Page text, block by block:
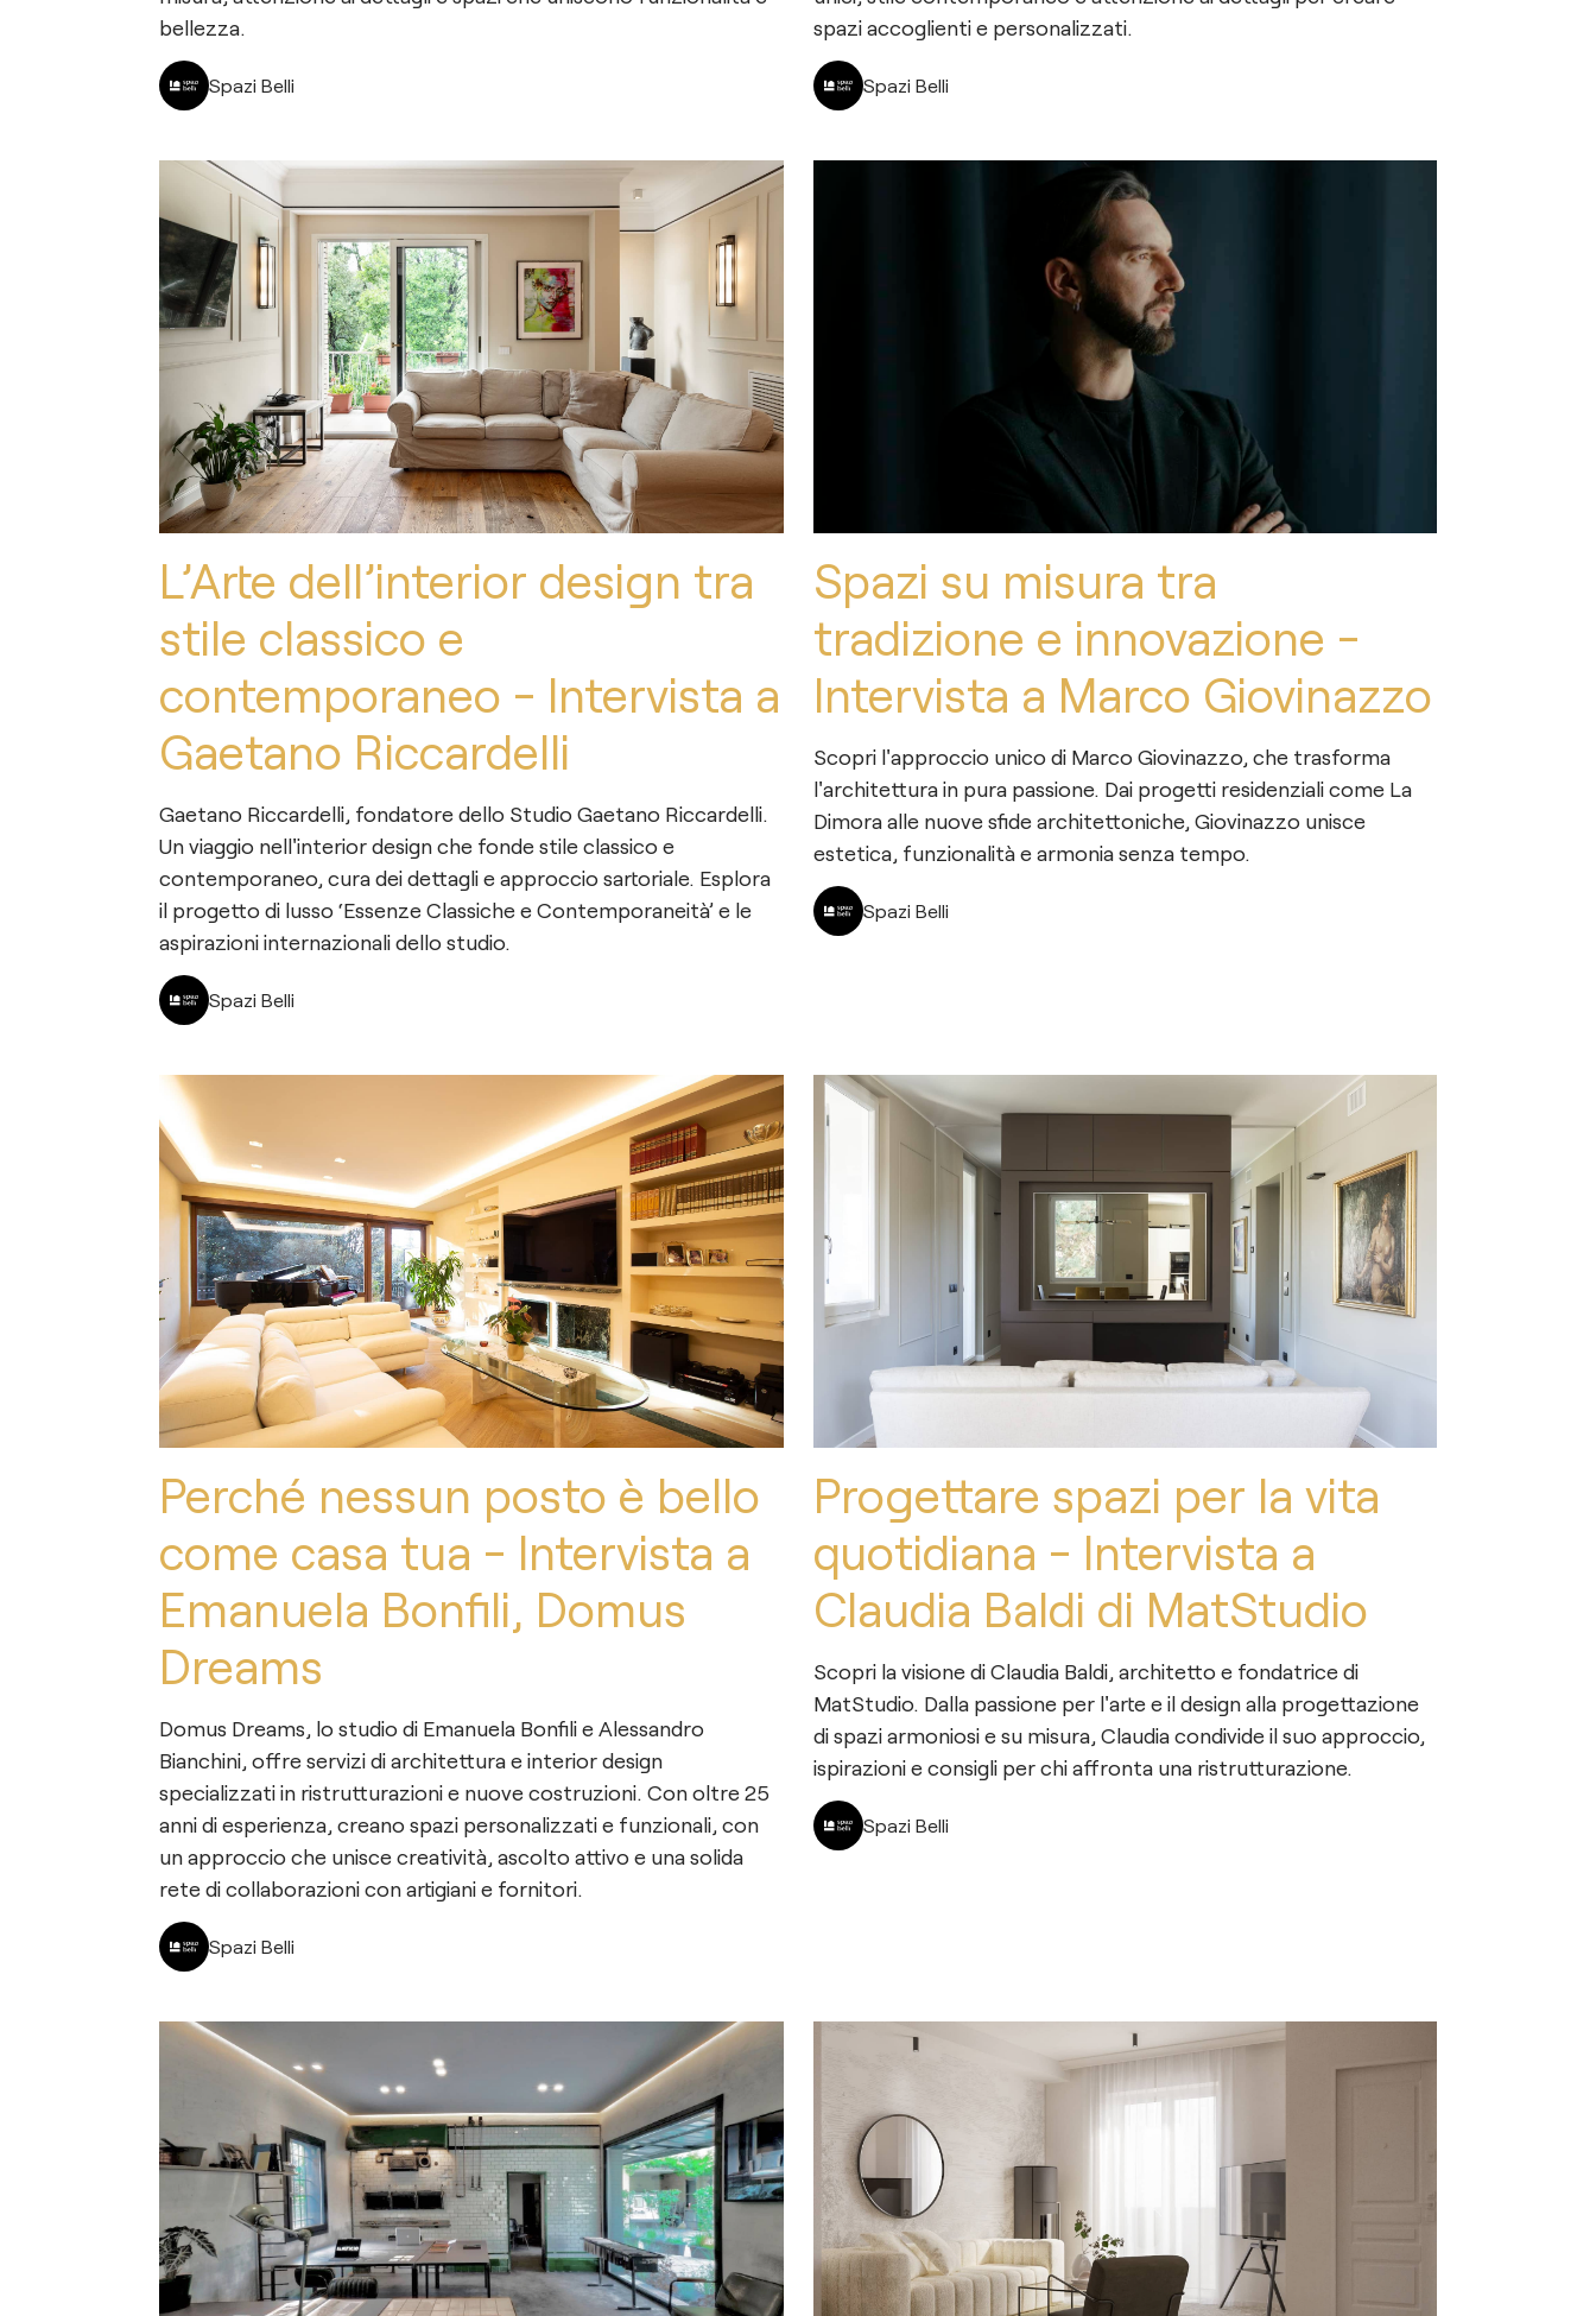
bellezza.
Spazi Belli
spazi accoglienti e personalizzati.
Spazi Belli
L’Arte dell’interior design tra
stile classico e
contemporaneo - Intervista a
Gaetano Riccardelli
Gaetano Riccardelli, fondatore dello Studio Gaetano Riccardelli.
Un viaggio nell'interior design che fonde stile classico e
contemporaneo, cura dei dettagli e approccio sartoriale. Esplora
il progetto di lusso ‘Essenze Classiche e Contemporaneità’ e le
aspirazioni internazionali dello studio.
Spazi Belli
Spazi su misura tra
tradizione e innovazione -
Intervista a Marco Giovinazzo
Scopri l'approccio unico di Marco Giovinazzo, che trasforma
l'architettura in pura passione. Dai progetti residenziali come La
Dimora alle nuove sfide architettoniche, Giovinazzo unisce
estetica, funzionalità e armonia senza tempo.
Spazi Belli
Perché nessun posto è bello
come casa tua - Intervista a
Emanuela Bonfili, Domus
Dreams
Domus Dreams, lo studio di Emanuela Bonfili e Alessandro
Bianchini, offre servizi di architettura e interior design
specializzati in ristrutturazioni e nuove costruzioni. Con oltre 25
anni di esperienza, creano spazi personalizzati e funzionali, con
un approccio che unisce creatività, ascolto attivo e una solida
rete di collaborazioni con artigiani e fornitori.
Spazi Belli
Progettare spazi per la vita
quotidiana - Intervista a
Claudia Baldi di MatStudio
Scopri la visione di Claudia Baldi, architetto e fondatrice di
MatStudio. Dalla passione per l'arte e il design alla progettazione
di spazi armoniosi e su misura, Claudia condivide il suo approccio,
ispirazioni e consigli per chi affronta una ristrutturazione.
Spazi Belli